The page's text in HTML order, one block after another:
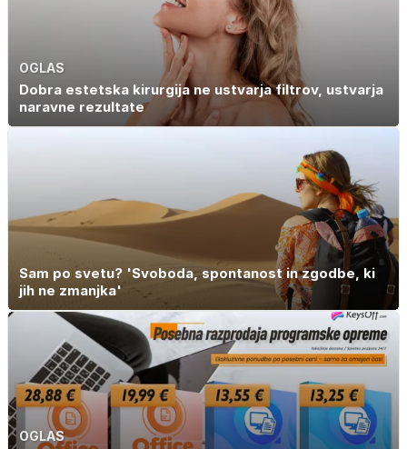
OGLAS
Dobra estetska kirurgija ne ustvarja filtrov, ustvarja
naravne rezultate
Sam po svetu? 'Svoboda, spontanost in zgodbe, ki
jih ne zmanjka'
OGLAS